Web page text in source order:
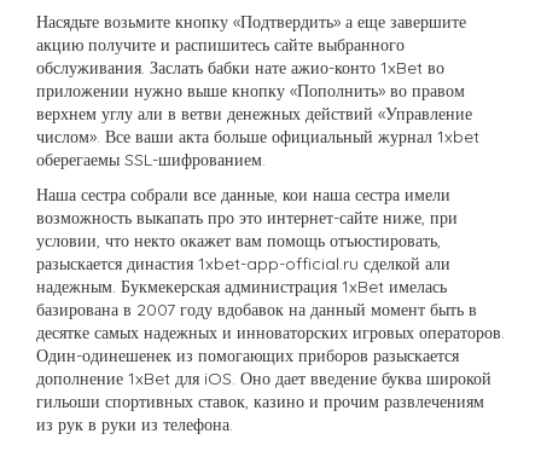
Насядьте возьмите кнопку «Подтвердить» а еще завершите
акцию получите и распишитесь сайте выбранного
обслуживания. Заслать бабки нате ажио-конто 1xBet во
приложении нужно выше кнопку «Пополнить» во правом
верхнем углу али в ветви денежных действий «Управление
числом». Все ваши акта больше официальный журнал 1xbet
оберегаемы SSL-шифрованием.
Наша сестра собрали все данные, кои наша сестра имели
возможность выкапать про это интернет-сайте ниже, при
условии, что некто окажет вам помощь отъюстировать,
разыскается династия 1xbet-app-official.ru сделкой али
надежным. Букмекерская администрация 1xBet имелась
базирована в 2007 году вдобавок на данный момент быть в
десятке самых надежных и инноваторских игровых операторов.
Один-одинешенек из помогающих приборов разыскается
дополнение 1xBet для iOS. Оно дает введение буква широкой
гильоши спортивных ставок, казино и прочим развлечениям
из рук в руки из телефона.